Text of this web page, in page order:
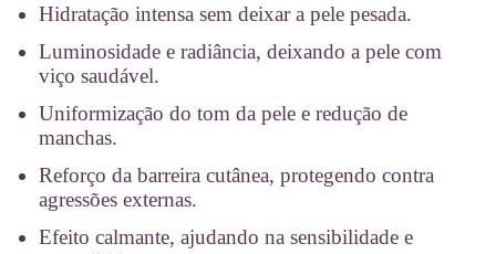
Hidratação intensa sem deixar a pele pesada.
Luminosidade e radiância, deixando a pele com
viço saudável.
Uniformização do tom da pele e redução de
manchas.
Reforço da barreira cutânea, protegendo contra
agressões externas.
Efeito calmante, ajudando na sensibilidade e